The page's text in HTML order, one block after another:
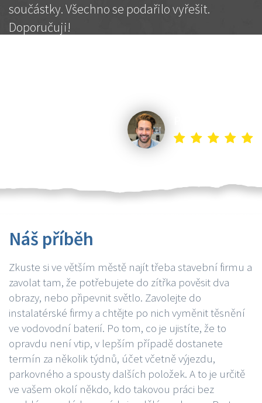
součástky. Všechno se podařilo vyřešit.
Doporučuji!
Náš příběh
Zkuste si ve větším městě najít třeba stavební firmu a
zavolat tam, že potřebujete do zítřka pověsit dva
obrazy, nebo připevnit světlo. Zavolejte do
instalatérské firmy a chtějte po nich vyměnit těsnění
ve vodovodní baterií. Po tom, co je ujistíte, že to
opravdu není vtip, v lepším případě dostanete
termín za několik týdnů, účet včetně výjezdu,
parkovného a spousty dalších položek. A to je určitě
ve vašem okolí někdo, kdo takovou práci bez